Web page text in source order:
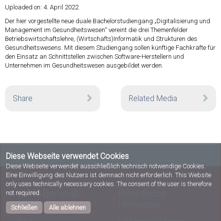
Diese Webseite verwendet Cookies
Diese Webseite verwendet ausschließlich technisch notwendige Cookies.
Eine Einwilligung des Nutzers ist demnach nicht erforderlich. This Website
only uses technically necessary cookies. The consent of the user is therefore
not required.
Schließen
Alle ablehnen
Uploaded on: 4. April 2022
Der hier vorgestellte neue duale Bachelorstudiengang „Digitalisierung und
Management im Gesundheitswesen“ vereint die drei Themenfelder
Betriebswirtschaftslehre, (Wirtschafts)Informatik und Strukturen des
Gesundheitswesens. Mit diesem Studiengang sollen künftige Fachkräfte für
den Einsatz an Schnittstellen zwischen Software-Herstellern und
Unternehmen im Gesundheitswesen ausgebildet werden.
Share Related Media
HWR Berlin ©
2026